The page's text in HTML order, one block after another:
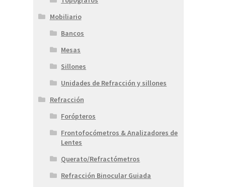
Mobiliario
Bancos
Mesas
Sillones
Unidades de Refracción y sillones
Refracción
Forópteros
Frontofocómetros & Analizadores de
Lentes
Querato/Refractómetros
Refracción Binocular Guiada